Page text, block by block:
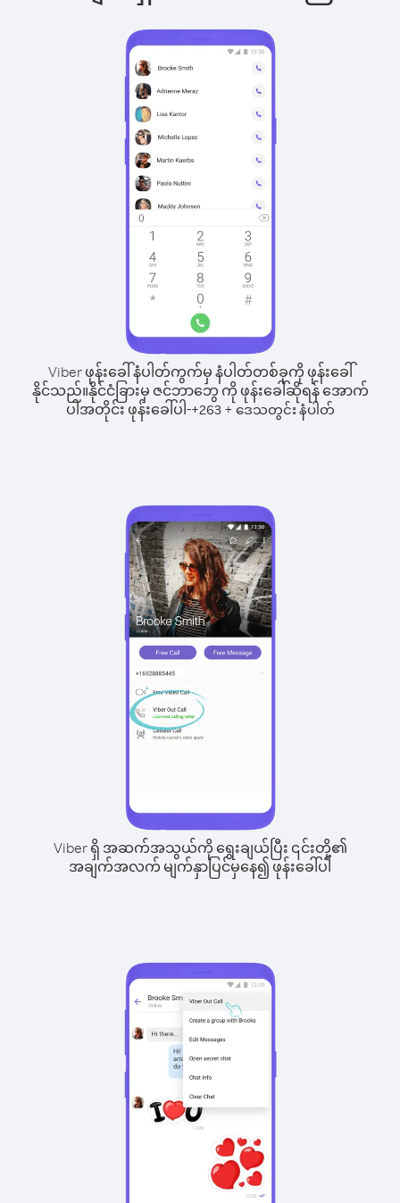
Viber ဖုန်းခေါ်နံပါတ်ကွက်မှ နံပါတ်တစ်ခုကို ဖုန်းခေါ်
နိုင်သည်။နိုင်ငံခြားမှ ဇင်ဘာဘွေ ကို ဖုန်းခေါ်ဆိုရန် အောက်
ပါအတိုင်း ဖုန်းခေါ်ပါ-+263+ဒေသတွင်း နံပါတ်
Viber ရှိ အဆက်အသွယ်ကို ရွေးချယ်ပြီး ၎င်းတို့၏
အချက်အလက် မျက်နှာပြင်မှနေ၍ ဖုန်းခေါ်ပါ